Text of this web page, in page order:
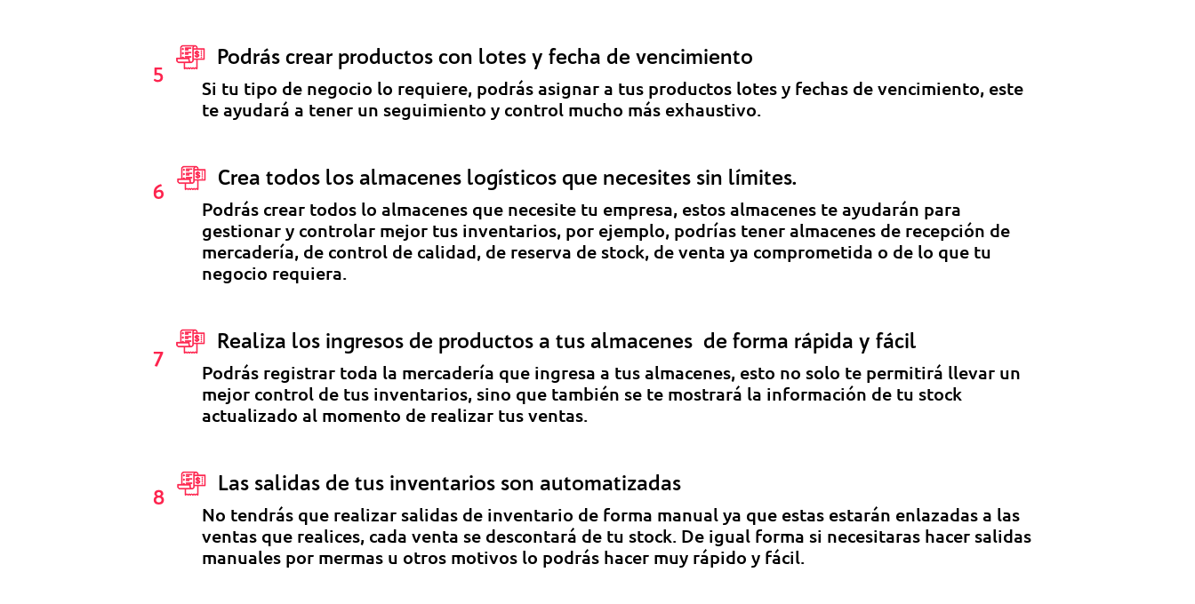
5
Podrás crear productos con lotes y fecha de vencimiento
Si tu tipo de negocio lo requiere, podrás asignar a tus productos lotes y fechas de vencimiento, este
te ayudará a tener un seguimiento y control mucho más exhaustivo.
6
Crea todos los almacenes logísticos que necesites sin límites.
Podrás crear todos lo almacenes que necesite tu empresa, estos almacenes te ayudarán para
gestionar y controlar mejor tus inventarios, por ejemplo, podrías tener almacenes de recepción de
mercadería, de control de calidad, de reserva de stock, de venta ya comprometida o de lo que tu
negocio requiera.
7
Realiza los ingresos de productos a tus almacenes de forma rápida y fácil
Podrás registrar toda la mercadería que ingresa a tus almacenes, esto no solo te permitirá llevar un
mejor control de tus inventarios, sino que también se te mostrará la información de tu stock
actualizado al momento de realizar tus ventas.
8
Las salidas de tus inventarios son automatizadas
No tendrás que realizar salidas de inventario de forma manual ya que estas estarán enlazadas a las
ventas que realices, cada venta se descontará de tu stock. De igual forma si necesitaras hacer salidas
manuales por mermas u otros motivos lo podrás hacer muy rápido y fácil.